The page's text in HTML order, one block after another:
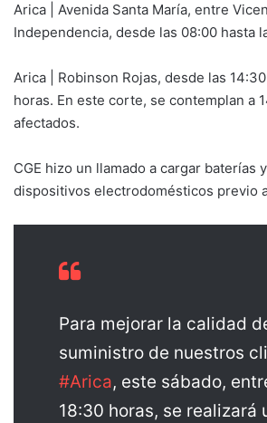
Arica | Avenida Santa María, entre
Independencia, desde las 08:00 hasta
Arica | Robinson Rojas, desde las
horas. En este corte, se contemplan a
afectados.
CGE hizo un llamado a cargar baterías
dispositivos electrodomésticos previo
Para mejorar la calidad
suministro de nuestros
#Arica, este sábado,
18:30 horas, se realizará